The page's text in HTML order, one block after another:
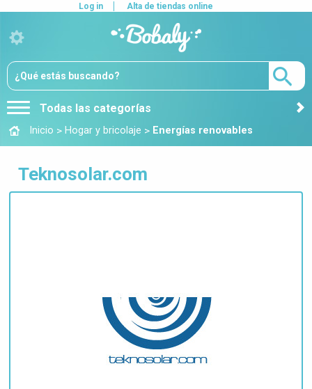
Todas las categorías
Log in Alta de tiendas online
Inicio > Hogar y bricolaje > Energías renovables
Teknosolar.com